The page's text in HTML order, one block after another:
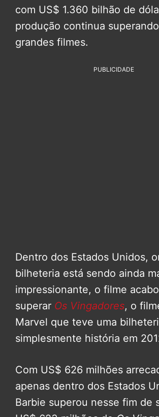
com US$ 1.360 bilhão de
produção continua
grandes filmes.
PUBLICIDADE
Dentro dos Estados Unidos,
bilheteria está sendo ainda
impressionante, o filme
superar Os Vingadores, o
Marvel que teve uma
simplesmente história em
Com US$ 626 milhões
apenas dentro dos Estados
Barbie superou nesse fim de